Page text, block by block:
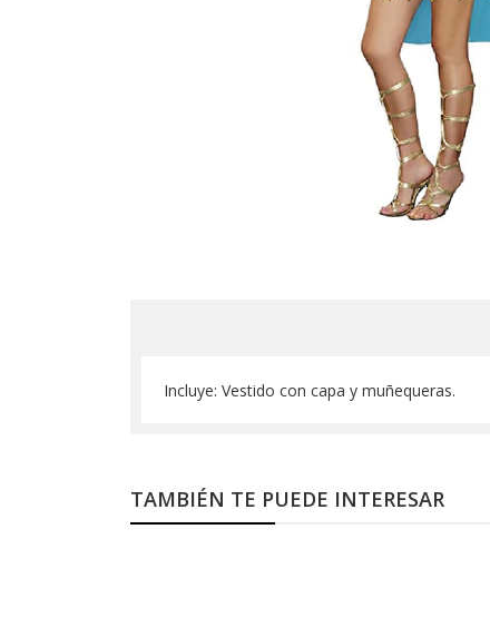
Incluye: Vestido con capa y muñequeras.
TAMBIÉN TE PUEDE INTERESAR